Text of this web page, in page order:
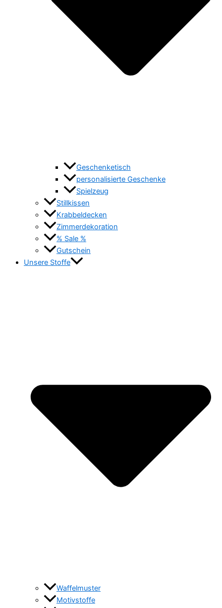
Geschenketisch
personalisierte Geschenke
Spielzeug
Stillkissen
Krabbeldecken
Zimmerdekoration
% Sale %
Gutschein
Unsere Stoffe
Waffelmuster
Motivstoffe